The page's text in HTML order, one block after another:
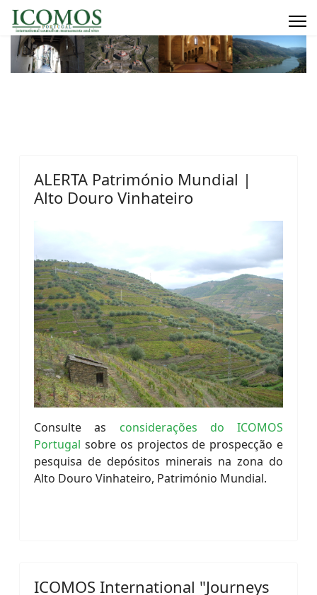
ALERTA Património Mundial |
Alto Douro Vinhateiro
Consulte as considerações do ICOMOS
Portugal sobre os projectos de prospecção e
pesquisa de depósitos minerais na zona do
Alto Douro Vinhateiro, Património Mundial.
ICOMOS International "Journeys